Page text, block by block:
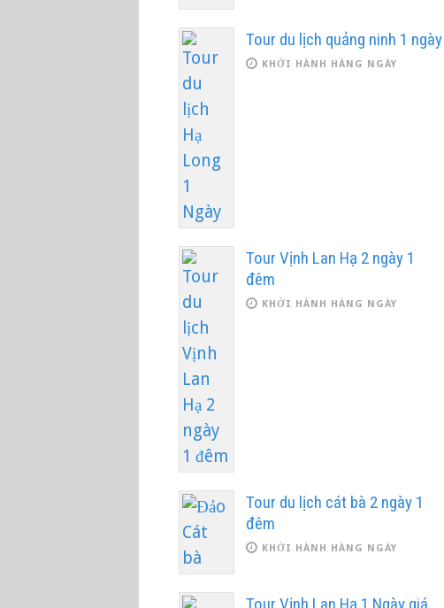
Tour du lịch quảng ninh 1 ngày
KHỞI HÀNH HÀNG NGÀY
Tour Vịnh Lan Hạ 2 ngày 1
đêm
KHỞI HÀNH HÀNG NGÀY
Tour du lịch cát bà 2 ngày 1
đêm
KHỞI HÀNH HÀNG NGÀY